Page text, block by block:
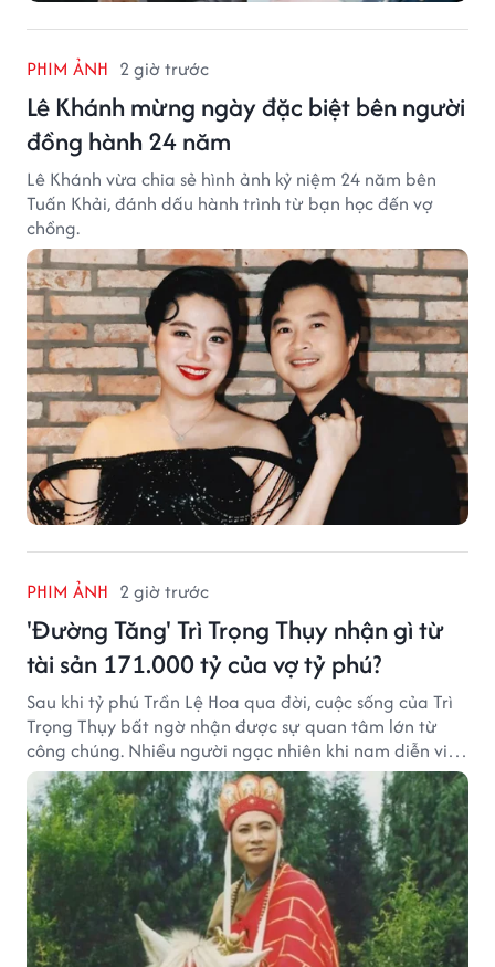
PHIM ẢNH 2 giờ trước
Lê Khánh mừng ngày đặc biệt bên người
đồng hành 24 năm
Lê Khánh vừa chia sẻ hình ảnh kỷ niệm 24 năm bên
Tuấn Khải, đánh dấu hành trình từ bạn học đến vợ
chồng.
PHIM ẢNH 2 giờ trước
'Đường Tăng' Trì Trọng Thụy nhận gì từ
tài sản 171.000 tỷ của vợ tỷ phú?
Sau khi tỷ phú Trần Lệ Hoa qua đời, cuộc sống của Trì
Trọng Thụy bất ngờ nhận được sự quan tâm lớn từ
công chúng. Nhiều người ngạc nhiên khi nam diễn viên
nổi tiếng với vai Đường Tăng không xuất hiện trong
danh sách thừa kế khối tài sản hàng chục tỷ NDT.